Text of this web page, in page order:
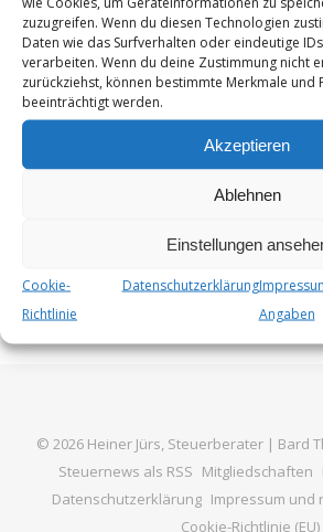
zuzugreifen. Wenn du diesen Technologien
Daten wie das Surfverhalten oder eindeutige
verarbeiten. Wenn du deine Zustimmung nicht
zurückziehst, können bestimmte Merkmale und
beeinträchtigt werden.
Akzeptieren
Ablehnen
Einstellungen
Cookie-
Richtlinie
Datenschutzerklärung
Angaben
Jahren enorme Fortschritte
Bereiche unseres Lebens
bemerkenswertesten Entwicklungen in
die Generative KI, die in der Lage
Texte,…
© 2026 Heiner Jürs, Steuerberater | Bard
Steuernews als RSS Mitgliedschaften
Datenschutzerklärung Impressum und
Cookie-Richtlinie (EU)